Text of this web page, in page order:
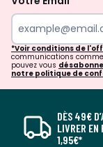
*Voir conditions de
communications
pouvez vous
notre politique de
DÈS 49€
LIVRER EN
1,95€*